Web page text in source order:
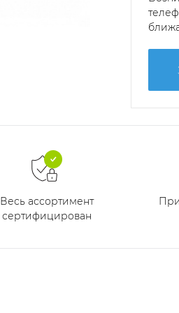
Весь ассортимент
сертифицирован